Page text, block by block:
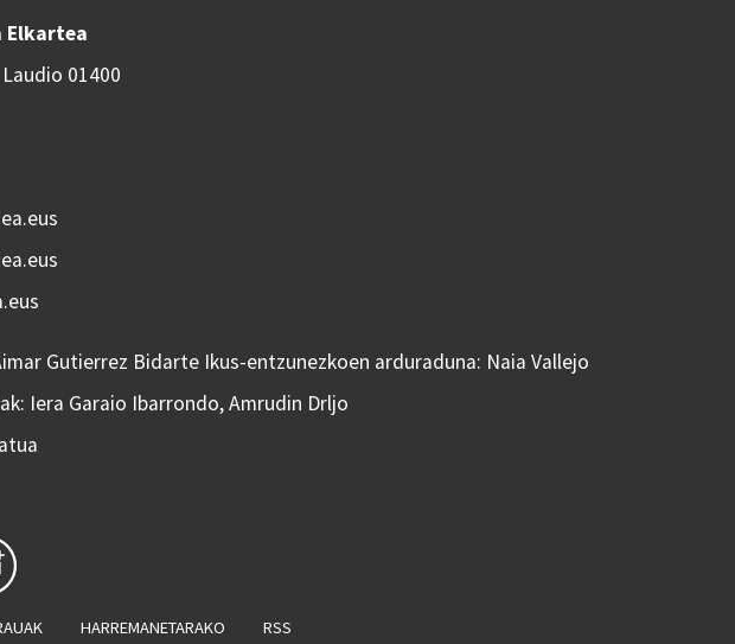
Elkartea
01400
Gutierrez Bidarte Ikus-entzunezkoen arduraduna: Naia Vallejo
Iera Garaio Ibarrondo, Amrudin Drljo
HARREMANETARAKO RSS